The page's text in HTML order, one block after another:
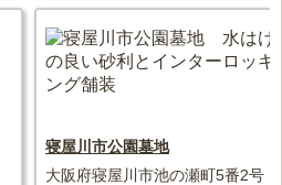
くにサンプラザさつき野店があります。
が、駐車しやすく、お花も比較的いいも
る場所は郊外型のファミリーレストラン
食さとなどがあります。霊園があるのは
といったものはありませんが、竹林に囲
口コミの続きを読む
寝屋川市公園墓地
大阪府寝屋川市池の瀬町5番2号